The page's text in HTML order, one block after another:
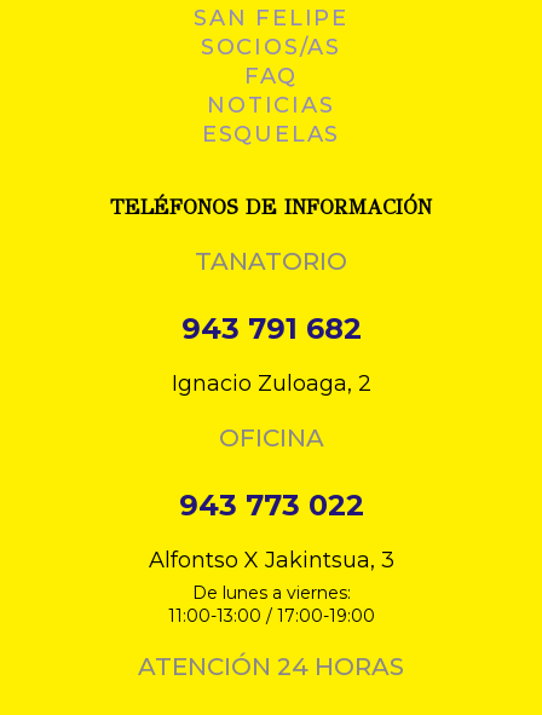
SAN FELIPE
SOCIOS/AS
FAQ
NOTICIAS
ESQUELAS
TELÉFONOS DE INFORMACIÓN
TANATORIO
943 791 682
Ignacio Zuloaga, 2
OFICINA
943 773 022
Alfontso X Jakintsua, 3
De lunes a viernes:
11:00-13:00 / 17:00-19:00
ATENCIÓN 24 HORAS